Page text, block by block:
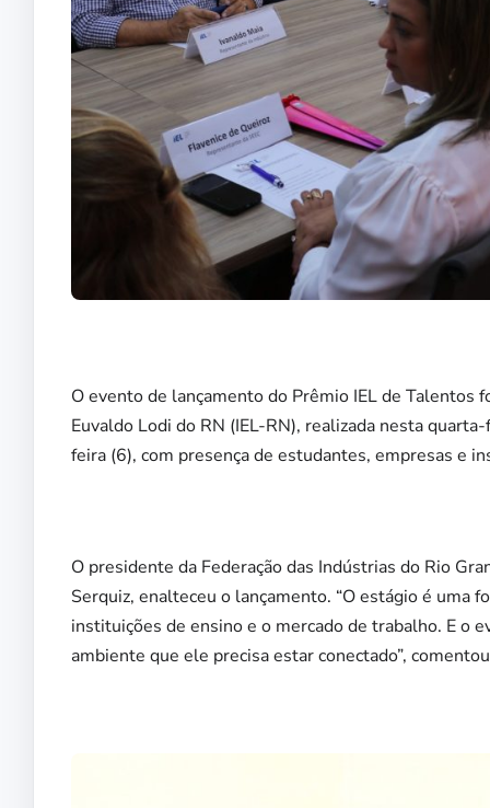
O evento de lançamento do Prêmio IEL de
Euvaldo Lodi do RN (IEL-RN), realizada nesta
feira (6), com presença de estudantes, empresas e
O presidente da Federação das Indústrias do Rio
Serquiz, enalteceu o lançamento. “O estágio é uma
instituições de ensino e o mercado de trabalho. E o
ambiente que ele precisa estar conectado”,